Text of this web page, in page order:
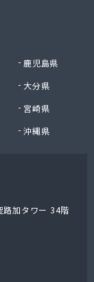
鹿児島県
大分県
宮崎県
沖縄県
加タワー 34階